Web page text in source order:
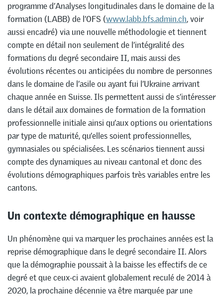
programme d’Analyses longitudinales dans le domaine de la
formation (LABB) de l’OFS (www.labb.bfs.admin.ch, voir
aussi encadré) via une nouvelle méthodologie et tiennent
compte en détail non seulement de l’intégralité des
formations du degré secondaire II, mais aussi des
évolutions récentes ou anticipées du nombre de personnes
dans le domaine de l’asile ou ayant fui l’Ukraine arrivant
chaque année en Suisse. Ils permettent aussi de s’intéresser
dans le détail aux domaines de formation de la formation
professionnelle initiale ainsi qu’aux options ou orientations
par type de maturité, qu’elles soient professionnelles,
gymnasiales ou spécialisées. Les scénarios tiennent aussi
compte des dynamiques au niveau cantonal et donc des
évolutions démographiques parfois très variables entre les
cantons.
Un contexte démographique en hausse
Un phénomène qui va marquer les prochaines années est la
reprise démographique dans le degré secondaire II. Alors
que la démographie poussait à la baisse les effectifs de ce
degré et que ceux-ci avaient globalement reculé de 2014 à
2020, la prochaine décennie va être marquée par une